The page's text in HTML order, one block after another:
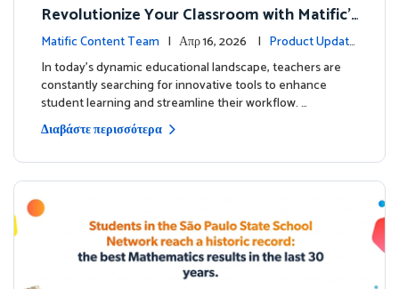
Revolutionize Your Classroom with Matific's
AI-Powered Teacher Assistant
Matific Content Team | Απρ 16, 2026 | Product Update
sIn today's dynamic educational landscape, teachers are
constantly searching for innovative tools to enhance
student learning and streamline their workflow. …
Διαβάστε περισσότερα